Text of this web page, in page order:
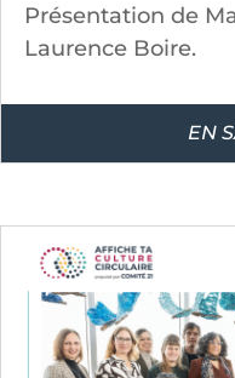
Présentation de
Laurence Boire.
EN